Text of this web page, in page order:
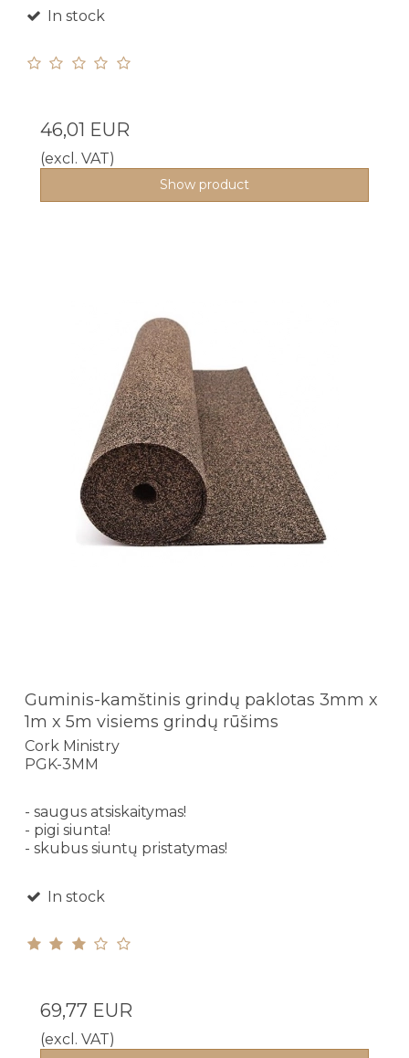
In stock
46,01 EUR
(excl. VAT)
Show product
Guminis-kamštinis grindų paklotas 3mm x
1m x 5m visiems grindų rūšims
Cork Ministry
PGK-3MM
- saugus atsiskaitymas!
- pigi siunta!
- skubus siuntų pristatymas!
In stock
69,77 EUR
(excl. VAT)